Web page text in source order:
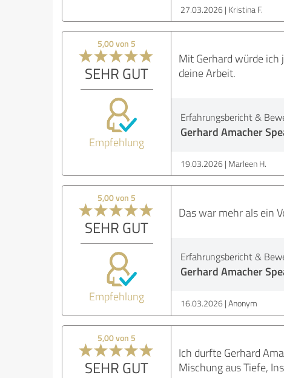
27.03.2026 Kristina F.
5,00 von 5
SEHR GUT
Empfehlung
Mit Gerhard würde ich
deine Arbeit.
Erfahrungsbericht &
Gerhard Amacher
19.03.2026 Marleen H.
5,00 von 5
SEHR GUT
Empfehlung
Das war mehr als ein
Erfahrungsbericht &
Gerhard Amacher
16.03.2026 Anonym
5,00 von 5
SEHR GUT
Ich durfte Gerhard
Mischung aus Tiefe,